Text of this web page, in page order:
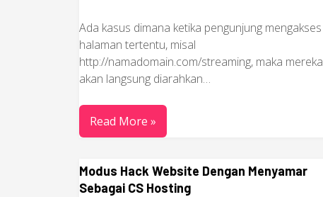
Ada kasus dimana ketika pengunjung mengakses
halaman tertentu, misal
http://namadomain.com/streaming, maka mereka
akan langsung diarahkan…
Read More »
Modus Hack Website Dengan Menyamar
Sebagai CS Hosting